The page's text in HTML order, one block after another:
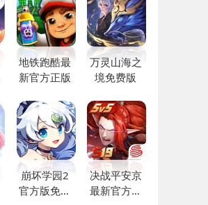
地铁跑酷最
新官方正版
万灵山海之
境免费版
崩坏学园2
官方版免费
决战平安京
最新官方正